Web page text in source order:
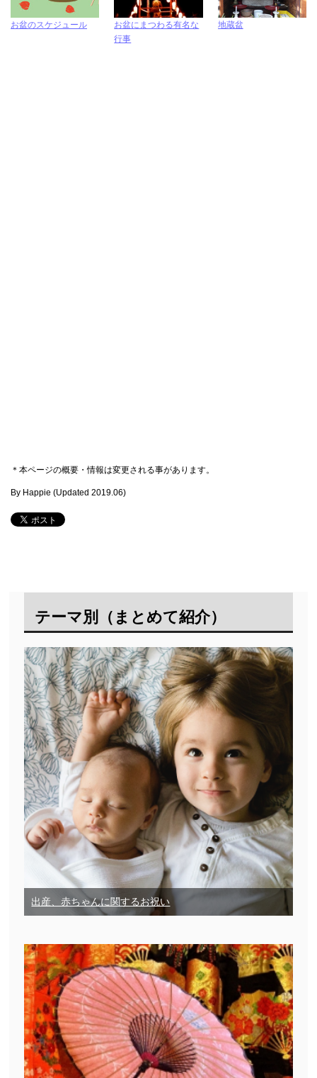
お盆のスケジュール
お盆にまつわる有名な
行事
地蔵盆
＊本ページの概要・情報は変更される事があります。
By Happie (Updated 2019.06)
テーマ別（まとめて紹介）
出産、赤ちゃんに関するお祝い